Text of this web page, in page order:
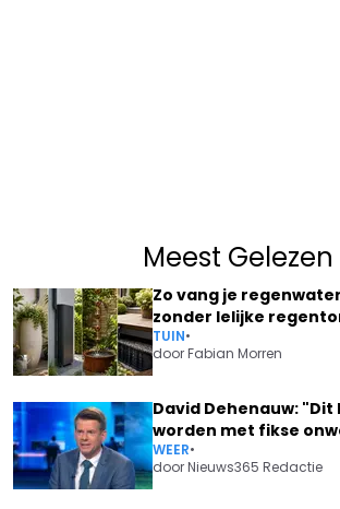
Meest Gelezen
Zo vang je
zonder lelijke
TUIN•
doorFabian Morren
David Dehenauw:
worden met fikse
WEER•
doorNieuws365 Redactie